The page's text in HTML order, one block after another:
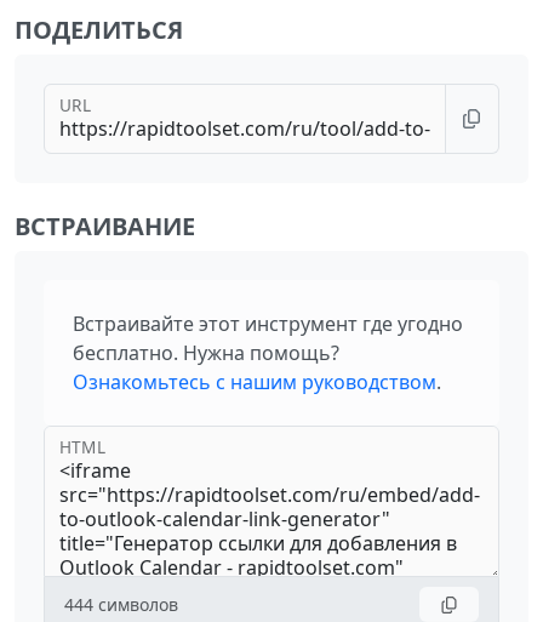
ПОДЕЛИТЬСЯ
URL
ВСТРАИВАНИЕ
Встраивайте этот инструмент где угодно
бесплатно. Нужна помощь?
Ознакомьтесь с нашим руководством.
HTML
444 символов